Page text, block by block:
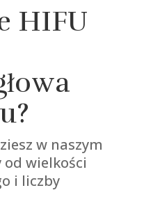
HIFU
w naszym
od wielkości
i liczby